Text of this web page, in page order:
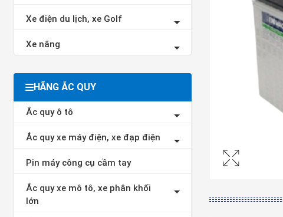
Xe điện du lịch, xe Golf
Xe nâng
HÃNG ẮC QUY
Ắc quy ô tô
Ắc quy xe máy điện, xe đạp điện
Pin máy công cụ cầm tay
Ắc quy xe mô tô, xe phân khối
lớn